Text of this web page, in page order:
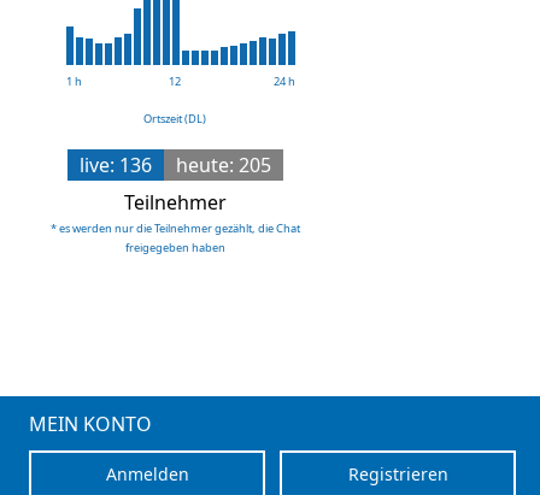
1 h 12 24 h
Ortszeit (DL)
live: 136
heute: 205
Teilnehmer
* es werden nur die Teilnehmer gezählt, die Chat
freigegeben haben
MEIN KONTO
Registrieren
Anmelden